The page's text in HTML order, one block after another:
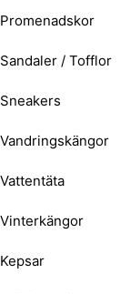
Promenadskor
Sandaler / Tofflor
Sneakers
Vandringskängor
Vattentäta
Vinterkängor
Kepsar